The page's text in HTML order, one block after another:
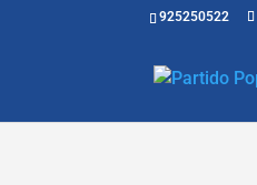
925250522